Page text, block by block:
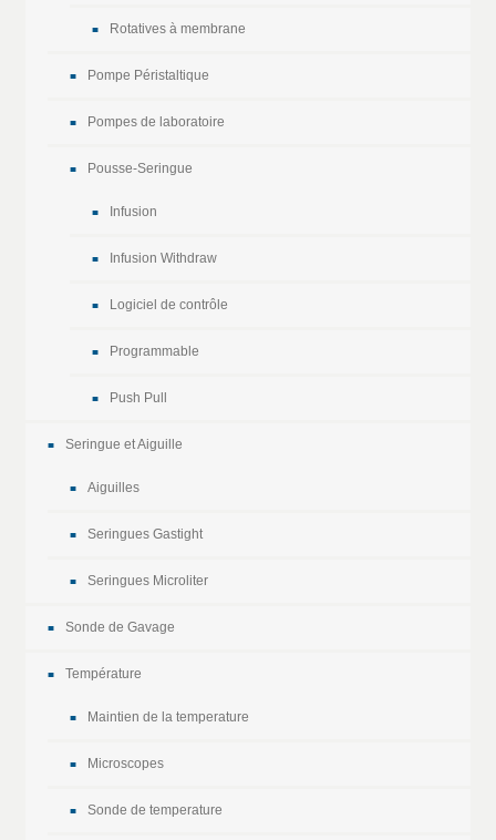
Rotatives à membrane
Pompe Péristaltique
Pompes de laboratoire
Pousse-Seringue
Infusion
Infusion Withdraw
Logiciel de contrôle
Programmable
Push Pull
Seringue et Aiguille
Aiguilles
Seringues Gastight
Seringues Microliter
Sonde de Gavage
Température
Maintien de la temperature
Microscopes
Sonde de temperature